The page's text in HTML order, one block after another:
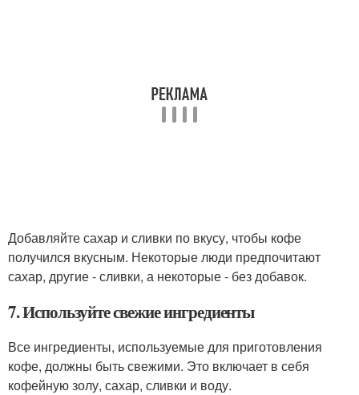
Добавляйте сахар и сливки по вкусу, чтобы кофе
получился вкусным. Некоторые люди предпочитают
сахар, другие - сливки, а некоторые - без добавок.
7. Используйте свежие ингредиенты
Все ингредиенты, используемые для приготовления
кофе, должны быть свежими. Это включает в себя
кофейную золу, сахар, сливки и воду.